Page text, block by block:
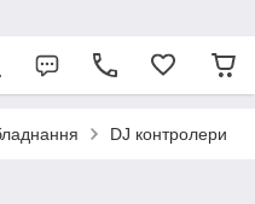
DJ контролери